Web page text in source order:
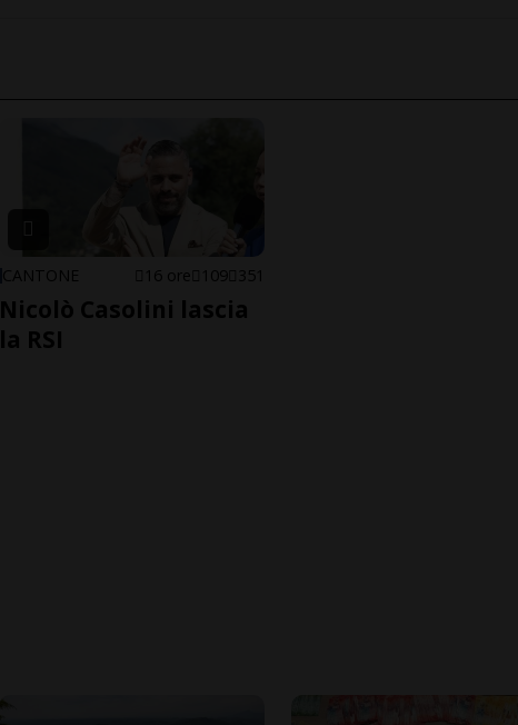
CANTONE 16 ore 109 351
Nicolò Casolini lascia
la RSI